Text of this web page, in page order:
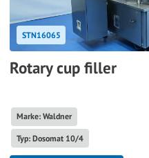
STN16065
Rotary cup filler
Marke: Waldner
Typ: Dosomat 10/4